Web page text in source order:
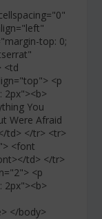
top: 0;
<td
<p
2px"><b>
You
Were Afraid
td> </tr> <tr>
<font
td> </tr>
<p
2px"><b>
</body>